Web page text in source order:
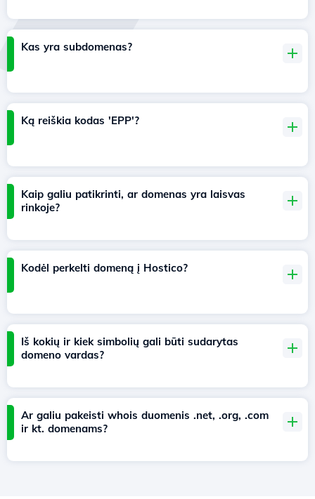
Kas yra subdomenas?
Ką reiškia kodas 'EPP'?
Kaip galiu patikrinti, ar domenas yra laisvas
rinkoje?
Kodėl perkelti domeną į Hostico?
Iš kokių ir kiek simbolių gali būti sudarytas
domeno vardas?
Ar galiu pakeisti whois duomenis .net, .org, .com
ir kt. domenams?